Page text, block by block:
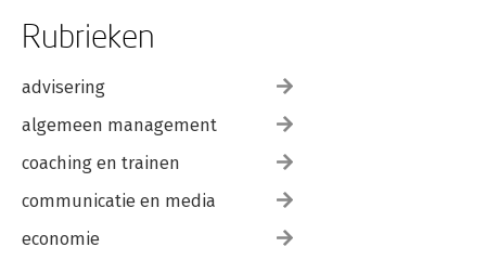
Rubrieken
advisering
algemeen management
coaching en trainen
communicatie en media
economie